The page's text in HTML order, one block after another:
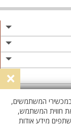
×
במכשירי המשתמשים,
חווית המשתמש,
מידע אודות